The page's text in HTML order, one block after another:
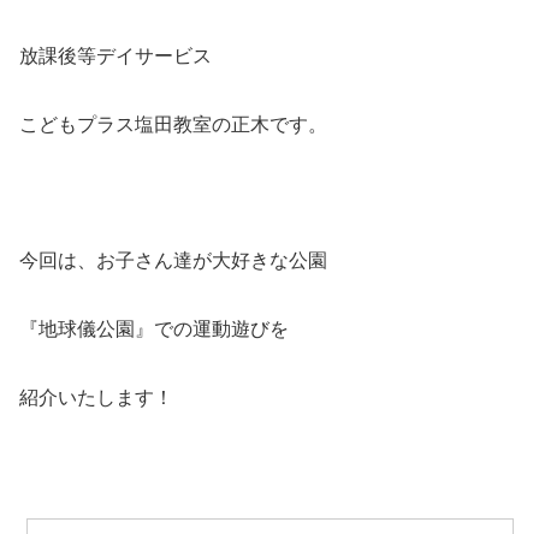
放課後等デイサービス
こどもプラス塩田教室の正木です。
今回は、お子さん達が大好きな公園
『地球儀公園』での運動遊びを
紹介いたします！